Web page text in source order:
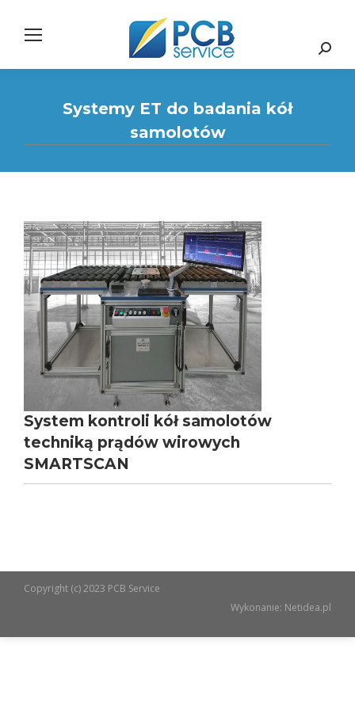
Search:
Systemy ET do badania kół
samolotów
System kontroli kół samolotów
techniką prądów wirowych
SMARTSCAN
Copyright (c) 2023 PCB Service
Wykonanie: Netidea.pl